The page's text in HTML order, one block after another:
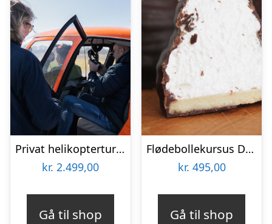
Privat helikoptertur med HeliCompany
kr. 2.499,00
Gå til shop
Flødebollekursus Deluxe på Fyn
kr. 495,00
Gå til shop